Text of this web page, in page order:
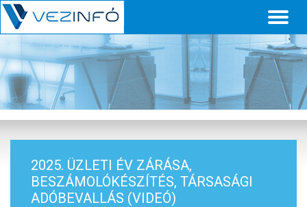
2025. ÜZLETI ÉV ZÁRÁSA,
BESZÁMOLÓKÉSZÍTÉS, TÁRSASÁGI
ADÓBEVALLÁS (VIDEÓ)